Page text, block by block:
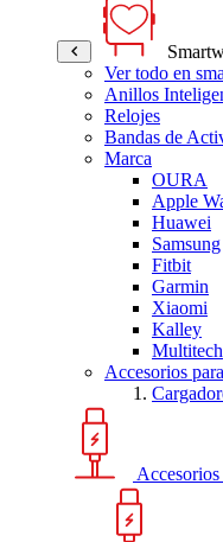
Ver todo en
Anillos
Relojes
Bandas de
Marca
OURA
Apple
Huawei
Samsung
Fitbit
Garmin
Xiaomi
Kalley
Multitech
Accesorios